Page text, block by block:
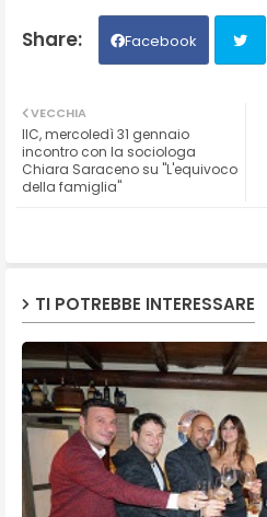
Facebook
VECCHIA
IIC, mercoledì 31 gennaio
incontro con la sociologa
Chiara Saraceno su "L'equivoco
della famiglia"
TI POTREBBE INTERESSARE